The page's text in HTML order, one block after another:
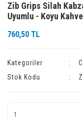
Zib Grips Silah
Uyumlu - Koyu
760,50 TL
Kategoriler
Stok Kodu